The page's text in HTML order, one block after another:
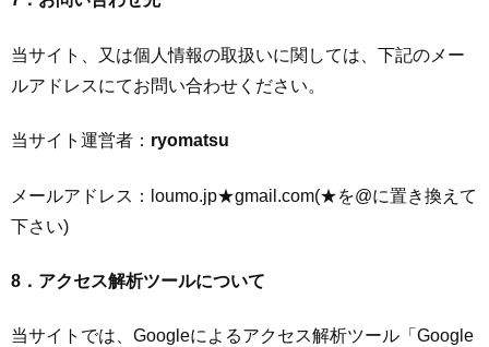
当サイト、又は個人情報の取扱いに関しては、下記のメー
ルアドレスにてお問い合わせください。
当サイト運営者： ryomatsu
メールアドレス：loumo.jp★gmail.com(★を@に置き換えて
下さい)
8．アクセス解析ツールについて
当サイトでは、Googleによるアクセス解析ツール「Google